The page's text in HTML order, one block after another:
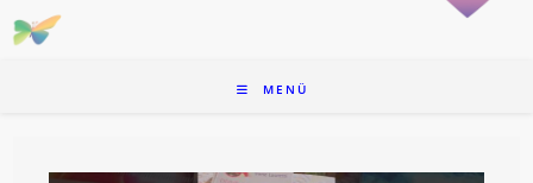
MENÜ